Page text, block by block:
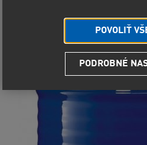
POVOLIŤ
PODROBNÉ